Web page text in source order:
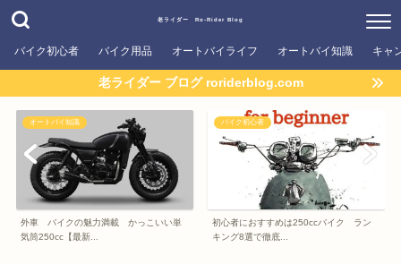
老ライダー Ro-Rider Blog
バイク初心者 バイク用品 オートバイライフ オートバイ知識 キャ
老ライダー ブログ roriderblog.com
オートバイ知識
外車 バイクの魅力満載 かっこいい単
気筒250cc【最新...
バイク初心者
初心者におすすめは250ccバイク ラン
キング8選で徹底...